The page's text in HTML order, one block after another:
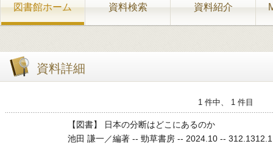
図書館ホーム 資料検索 資料紹介
資料詳細
1 件中、 1 件目
【図書】 日本の分断はどこにあるのか
池田 謙一／編著 -- 勁草書房 -- 2024.10 --